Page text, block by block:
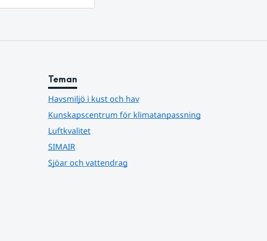
Teman
Havsmiljö i kust och hav
Kunskapscentrum för klimatanpassning
Luftkvalitet
SIMAIR
Sjöar och vattendrag